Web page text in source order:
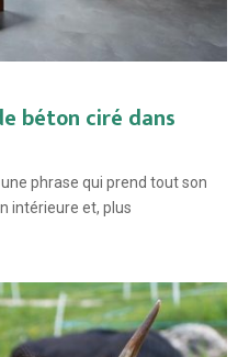
béton ciré dans
phrase qui prend tout son
intérieure et, plus